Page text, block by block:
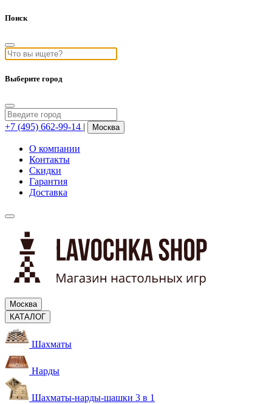
Поиск
Выберите город
+7 (495) 662-99-14 | Москва
О компании
Контакты
Скидки
Гарантия
Доставка
Москва
КАТАЛОГ
Шахматы
Нарды
Шахматы-нарды-шашки 3 в 1